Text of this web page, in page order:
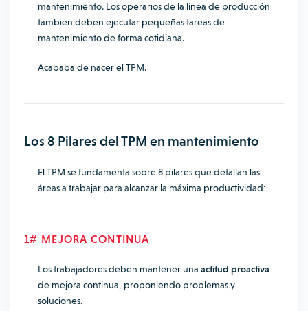
mantenimiento. Los operarios de la línea de producción
también deben ejecutar pequeñas tareas de
mantenimiento de forma cotidiana.
Acababa de nacer el TPM.
Los 8 Pilares del TPM en mantenimiento
El TPM se fundamenta sobre 8 pilares que detallan las
áreas a trabajar para alcanzar la máxima productividad:
1# MEJORA CONTINUA
Los trabajadores deben mantener una actitud proactiva
de mejora continua, proponiendo problemas y
soluciones.